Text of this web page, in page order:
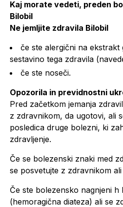
Kaj morate vedeti, preden
Bilobil
Ne jemljite zdravila Bilobil
če ste alergični na
sestavino tega zdravila
če ste noseči.
Opozorila in previdnostni
Pred začetkom jemanja
z zdravnikom, da ugotovi, ali
posledica druge bolezni, ki
zdravljenje.
Če se bolezenski znaki med
se posvetujte z zdravnikom
Če ste bolezensko nagnjeni h
(hemoragična diateza) ali se